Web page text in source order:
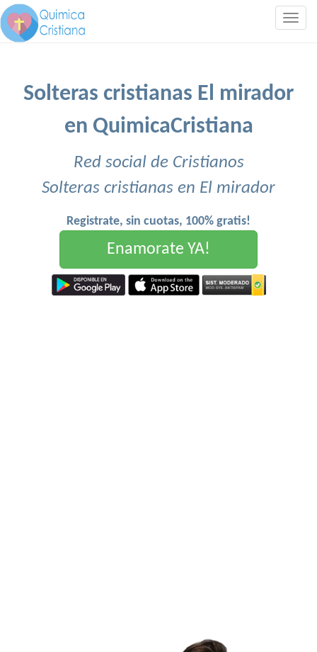
Solteras cristianas El mirador
en QuimicaCristiana
Red social de Cristianos
Solteras cristianas en El mirador
Registrate, sin cuotas, 100% gratis!
Enamorate YA!